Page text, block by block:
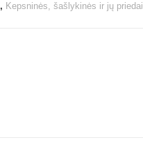
, Kepsninės, šašlykinės ir jų priedai